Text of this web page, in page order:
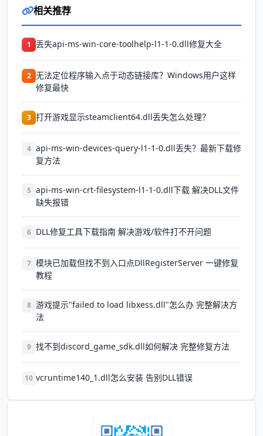
相关推荐
1 丢失api-ms-win-core-toolhelp-l1-1-0.dll修复大全
2 无法定位程序输入点于动态链接库？Windows用户这样
修复最快
3 打开游戏显示steamclient64.dll丢失怎么处理？
4 api-ms-win-devices-query-l1-1-0.dll丢失？最新下载修
复方法
5 api-ms-win-crt-filesystem-l1-1-0.dll下载 解决DLL文件
缺失报错
6 DLL修复工具下载指南 解决游戏/软件打不开问题
7 模块已加载但找不到入口点DllRegisterServer 一键修复
教程
8 游戏提示"failed to load libxess.dll"怎么办 完整解决方
法
9 找不到discord_game_sdk.dll如何解决 完整修复方法
10 vcruntime140_1.dll怎么安装 告别DLL错误